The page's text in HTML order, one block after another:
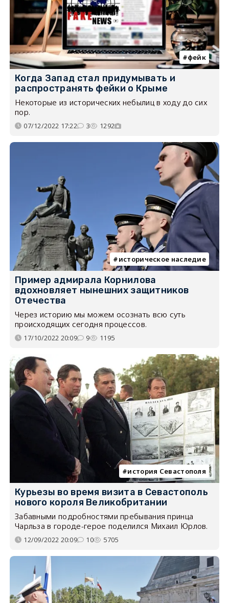
фейк
Когда Запад стал придумывать и
распространять фейки о Крыме
Некоторые из исторических небылиц в ходу до сих
пор.
07/12/2022 17:22 3 1292
историческое наследие
Пример адмирала Корнилова
вдохновляет нынешних защитников
Отечества
Через историю мы можем осознать всю суть
происходящих сегодня процессов.
17/10/2022 20:09 9 1195
история Севастополя
Курьезы во время визита в Севастополь
нового короля Великобритании
Забавными подробностями пребывания принца
Чарльза в городе-герое поделился Михаил Юрлов.
12/09/2022 20:09 10 5705